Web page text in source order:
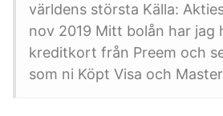
världens största Källa:
nov 2019 Mitt bolån har jag
kreditkort från Preem och
som ni Köpt Visa och